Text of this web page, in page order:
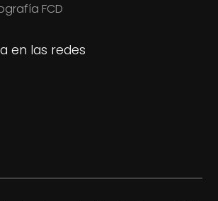
FCD
en las redes